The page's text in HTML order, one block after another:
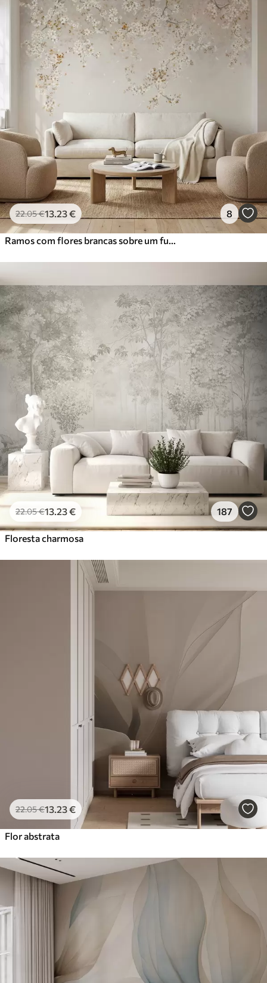
22.05€13.23€ 8
Ramos com flores brancas sobre um fundo bege suave
22.05€13.23€ 187
Floresta charmosa
22.05€13.23€
Flor abstrata